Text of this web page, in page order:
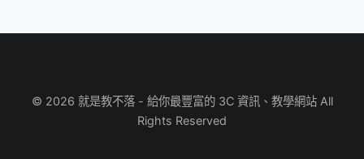
© 2026 就是教不落 - 給你最豐富的 3C 資訊、教學網站 All
Rights Reserved